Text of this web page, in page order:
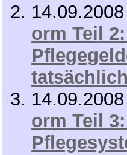
orm Teil
orm Teil